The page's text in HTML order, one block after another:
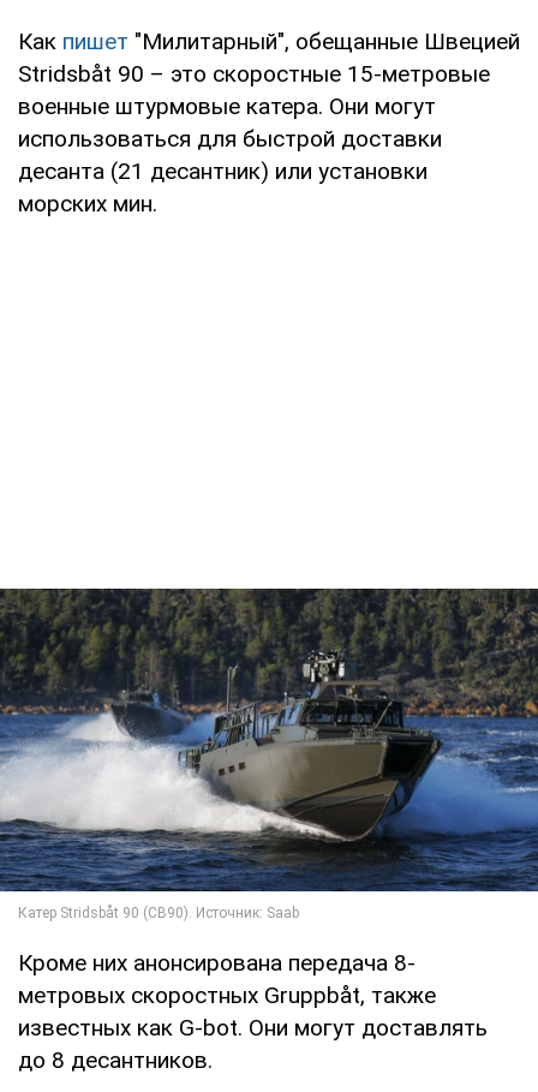
Как пишет "Милитарный", обещанные Швецией
Stridsbåt 90 – это скоростные 15-метровые
военные штурмовые катера. Они могут
использоваться для быстрой доставки
десанта (21 десантник) или установки
морских мин.
Кроме них анонсирована передача 8-
метровых скоростных Gruppbåt, также
известных как G-bot. Они могут доставлять
до 8 десантников.